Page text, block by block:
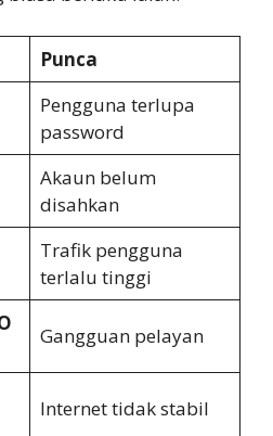
Punca
Pengguna terlupa
password
Akaun belum
disahkan
Trafik pengguna
terlalu tinggi
Gangguan pelayan
Internet tidak stabil